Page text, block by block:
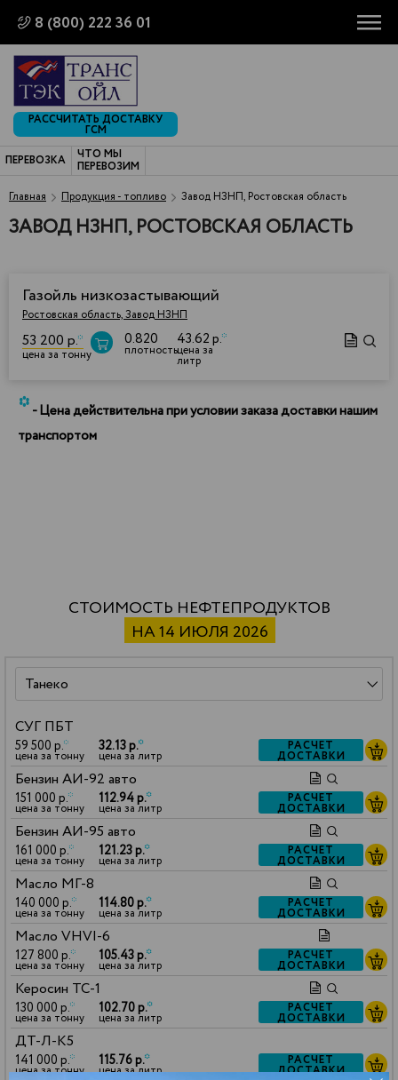
8 (800) 222 36 01
РАССЧИТАТЬ ДОСТАВКУ
ГСМ
ПЕРЕВОЗКА
ЧТО МЫ
ПЕРЕВОЗИМ
Главная
Продукция - топливо Завод НЗНП, Ростовская область
ЗАВОД НЗНП, РОСТОВСКАЯ ОБЛАСТЬ
Газойль низкозастывающий
Ростовская область, Завод НЗНП
53 200 р.*
цена за тонну
0.820
плотность
43.62 р.*
цена за
литр
*- Цена действительна при условии заказа доставки нашим
транспортом
СТОИМОСТЬ НЕФТЕПРОДУКТОВ
НА 14 ИЮЛЯ 2026
СУГ ПБТ
59 500 р.*
цена за тонну
32.13 р.*
цена за литр
РАСЧЕТ
ДОСТАВКИ
Бензин АИ-92 авто
151 000 р.*
цена за тонну
112.94 р.*
цена за литр
РАСЧЕТ
ДОСТАВКИ
Бензин АИ-95 авто
161 000 р.*
цена за тонну
121.23 р.*
цена за литр
РАСЧЕТ
ДОСТАВКИ
Масло МГ-8
140 000 р.*
цена за тонну
114.80 р.*
цена за литр
РАСЧЕТ
ДОСТАВКИ
Масло VHVI-6
127 800 р.*
цена за тонну
105.43 р.*
цена за литр
РАСЧЕТ
ДОСТАВКИ
Керосин ТС-1
130 000 р.*
цена за тонну
102.70 р.*
цена за литр
РАСЧЕТ
ДОСТАВКИ
ДТ-Л-К5
141 000 р.*
цена за тонну
115.76 р.*
цена за литр
РАСЧЕТ
ДОСТАВКИ